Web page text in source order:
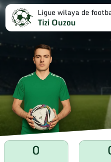
Ligue wilaya de
Tizi Ouzou
0